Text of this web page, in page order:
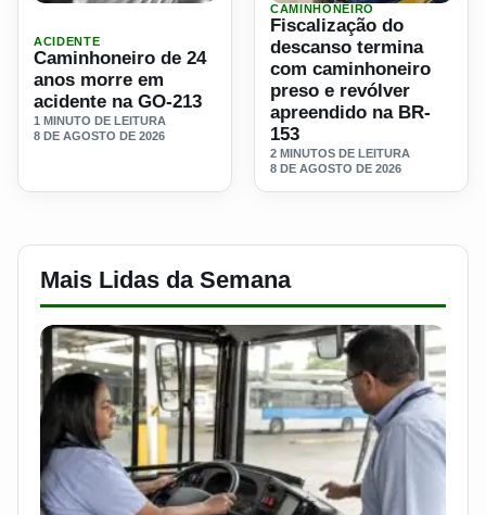
Ler materia: Caminhoneiro de 24 anos morre em acidente
ACIDENTE
Caminhoneiro de 24
anos morre em
acidente na GO-213
1 MINUTO DE LEITURA
8 DE AGOSTO DE 2026
Ler materia: Fiscalização
CAMINHONEIRO
Fiscalização do
descanso termina
com caminhoneiro
preso e revólver
apreendido na BR-
153
2 MINUTOS DE LEITURA
8 DE AGOSTO DE 2026
Mais Lidas da Semana